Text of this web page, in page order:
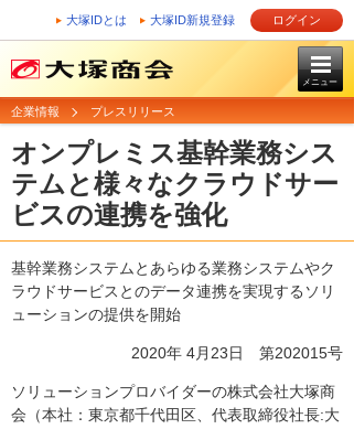
大塚IDとは 大塚ID新規登録 ログイン
メニュー
企業情報 プレスリリース
オンプレミス基幹業務シス
テムと様々なクラウドサー
ビスの連携を強化
基幹業務システムとあらゆる業務システムやク
ラウドサービスとのデータ連携を実現するソリ
ューションの提供を開始
2020年 4月23日 第202015号
ソリューションプロバイダーの株式会社大塚商
会（本社：東京都千代田区、代表取締役社長:大